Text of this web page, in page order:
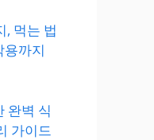
, 먹는 법
용까지
완벽 식
가이드